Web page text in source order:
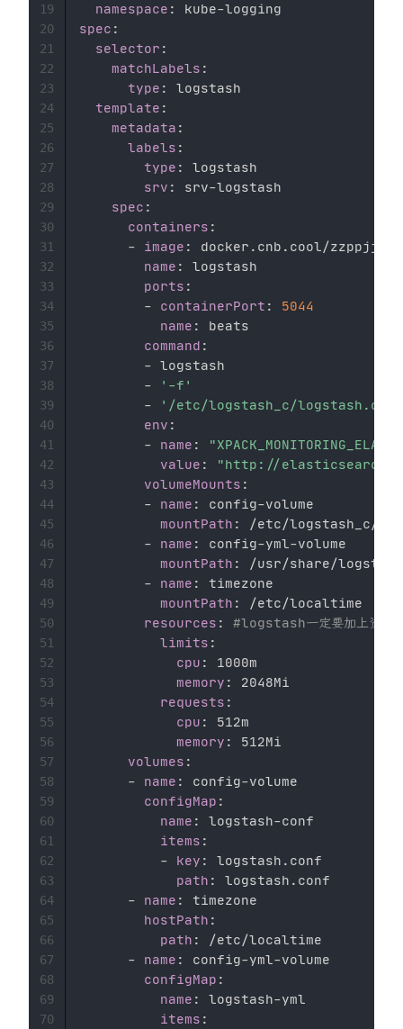
namespace : kube-
spec :
selector :
matchLabels :
type :
logstash
template :
metadata :
labels :
type :
logstash
srv : srv-logstash
spec :
containers :
-
image :
docker.cnb.cool/zzppjj/
name :
logstash
ports :
-
containerPort :
5044
name :
beats
command :
- logstash
-
'-f'
-
'/etc/logstash_c/
env :
-
name :
value :
"http://elasticsearch-
volumeMounts :
-
name : config-volume
mountPath :
/etc/logstash_c/
-
name : config-yml-volume
mountPath :
/usr/share/
-
name :
timezone
mountPath :
/etc/localtime
resources :
#logstash一定要加上资源
limits :
cpu :
1000m
memory :
2048Mi
requests :
cpu :
512m
memory :
512Mi
volumes :
-
name : config-volume
configMap :
name : logstash-conf
items :
-
key :
logstash.conf
path :
logstash.conf
-
name :
timezone
hostPath :
path :
/etc/localtime
-
name : config-yml-volume
configMap :
name : logstash-yml
items :
19
20
21
22
23
24
25
26
27
28
29
30
31
32
33
34
35
36
37
38
39
40
41
42
43
44
45
46
47
48
49
50
51
52
53
54
55
56
57
58
59
60
61
62
63
64
65
66
67
68
69
70